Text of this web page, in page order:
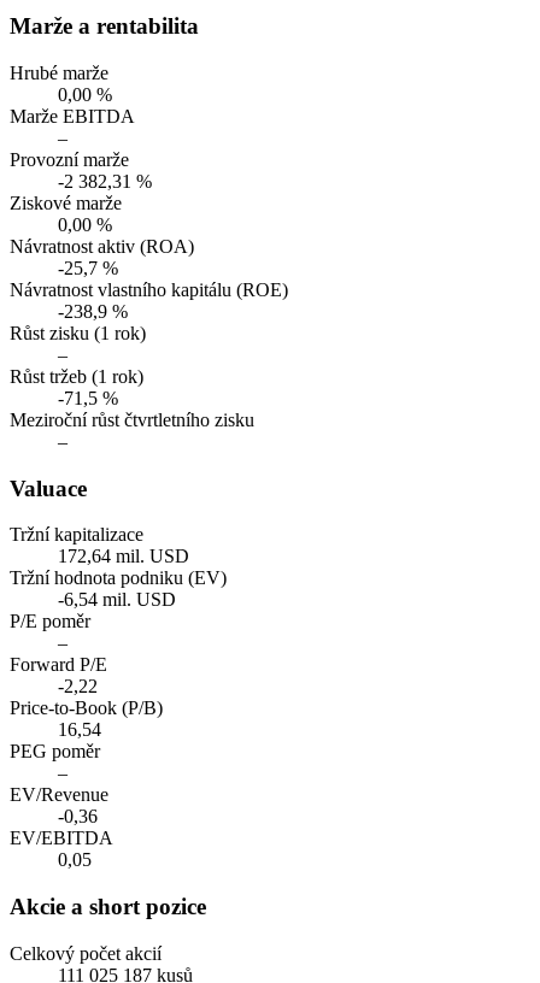
Marže a rentabilita
Hrubé marže
0,00 %
Marže EBITDA
–
Provozní marže
-2 382,31 %
Ziskové marže
0,00 %
Návratnost aktiv (ROA)
-25,7 %
Návratnost vlastního kapitálu (ROE)
-238,9 %
Růst zisku (1 rok)
–
Růst tržeb (1 rok)
-71,5 %
Meziroční růst čtvrtletního zisku
–
Valuace
Tržní kapitalizace
172,64 mil. USD
Tržní hodnota podniku (EV)
-6,54 mil. USD
P/E poměr
–
Forward P/E
-2,22
Price-to-Book (P/B)
16,54
PEG poměr
–
EV/Revenue
-0,36
EV/EBITDA
0,05
Akcie a short pozice
Celkový počet akcií
111 025 187 kusů